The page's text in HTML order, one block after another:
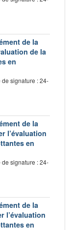
de la
de la
en
de signature : 24-
de la
l’évaluation
en
de signature : 24-
de la
l’évaluation
en